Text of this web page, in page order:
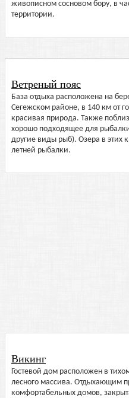
живописном сосновом бору, в
территории.
Ветреный пояс
База отдыха расположена на
Сегежском районе, в 140 км от
красивая природа. Также
хорошо подходящее для
другие виды рыб). Озера в этих
летней рыбалки.
Викинг
Гостевой дом расположен в
лесного массива. Отдыхающим
комфортабельных домов,